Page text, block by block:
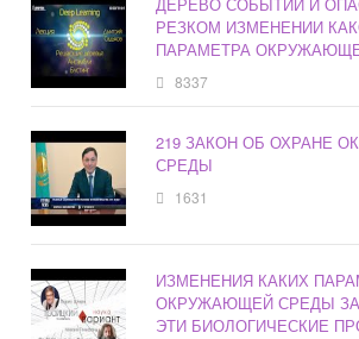
РЕЗКОМ ИЗМЕНЕНИИ
ПАРАМЕТРА
8337
219 ЗАКОН ОБ ОХРАНЕ
СРЕДЫ
1631
ИЗМЕНЕНИЯ КАКИХ
ОКРУЖАЮЩЕЙ СРЕДЫ
ЭТИ БИОЛОГИЧЕСКИЕ